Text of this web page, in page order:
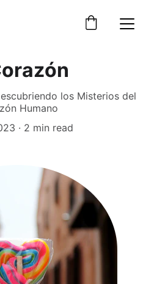
los Misterios del
Humano
2 min read